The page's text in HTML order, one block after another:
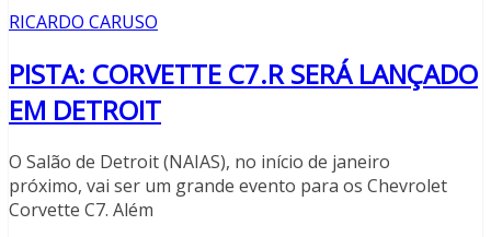
RICARDO CARUSO
PISTA: CORVETTE C7.R SERÁ LANÇADO
EM DETROIT
O Salão de Detroit (NAIAS), no início de janeiro
próximo, vai ser um grande evento para os Chevrolet
Corvette C7. Além